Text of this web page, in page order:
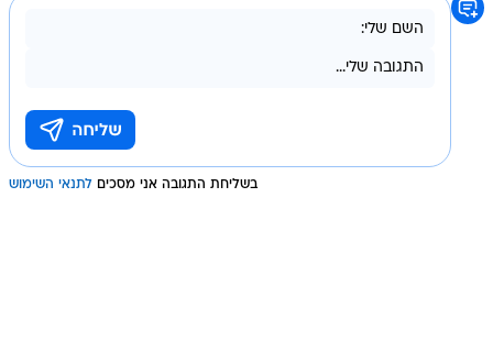
בשליחת התגובה אני מסכים לתנאי השימוש